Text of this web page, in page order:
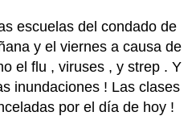
escuelas del condado de
y el viernes a causa de
el flu , viruses , y strep . Y
inundaciones ! Las clases
por el día de hoy !